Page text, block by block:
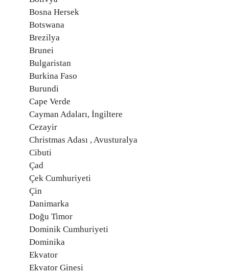
Bosna Hersek
Botswana
Brezilya
Brunei
Bulgaristan
Burkina Faso
Burundi
Cape Verde
Cayman Adaları, İngiltere
Cezayir
Christmas Adası , Avusturalya
Cibuti
Çad
Çek Cumhuriyeti
Çin
Danimarka
Doğu Timor
Dominik Cumhuriyeti
Dominika
Ekvator
Ekvator Ginesi